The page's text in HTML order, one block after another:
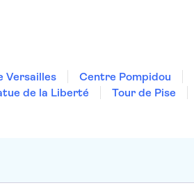
Versailles Centre Pompidou
de la Liberté Tour de Pise